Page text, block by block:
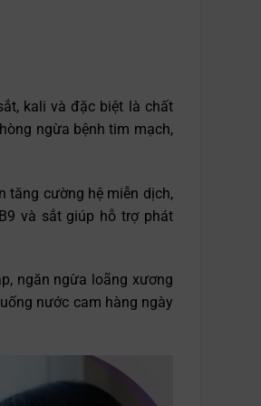
kali và đặc biệt là chất
ngừa bệnh tim mạch,
tăng cường hệ miễn dịch,
và sắt giúp hỗ trợ phát
ngăn ngừa loãng xương
nước cam hàng ngày